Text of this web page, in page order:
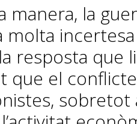
manera, la
molta
resposta que
que el